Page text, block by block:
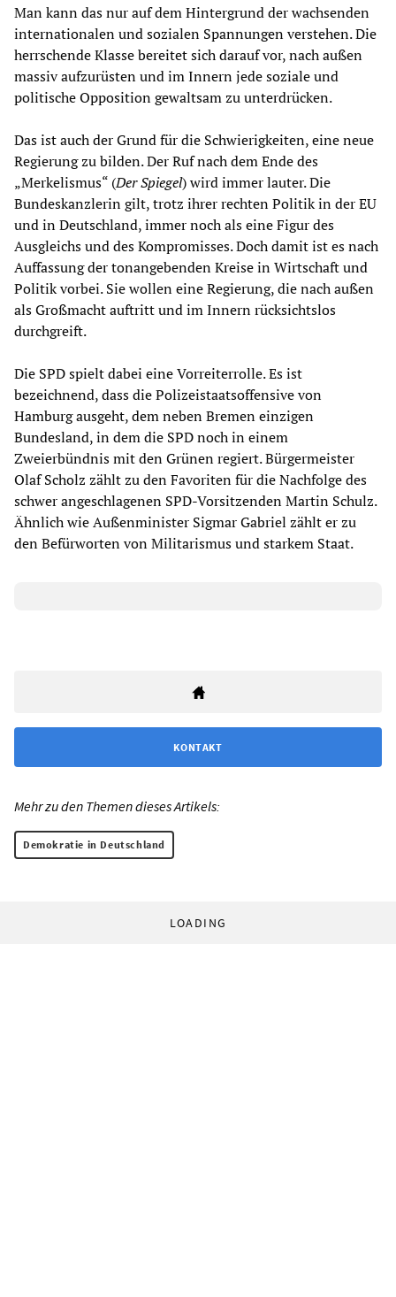
Man kann das nur auf dem Hintergrund der wachsenden
internationalen und sozialen Spannungen verstehen. Die
herrschende Klasse bereitet sich darauf vor, nach außen
massiv aufzurüsten und im Innern jede soziale und
politische Opposition gewaltsam zu unterdrücken.
Das ist auch der Grund für die Schwierigkeiten, eine neue
Regierung zu bilden. Der Ruf nach dem Ende des
„Merkelismus“ (Der Spiegel) wird immer lauter. Die
Bundeskanzlerin gilt, trotz ihrer rechten Politik in der EU
und in Deutschland, immer noch als eine Figur des
Ausgleichs und des Kompromisses. Doch damit ist es nach
Auffassung der tonangebenden Kreise in Wirtschaft und
Politik vorbei. Sie wollen eine Regierung, die nach außen
als Großmacht auftritt und im Innern rücksichtslos
durchgreift.
Die SPD spielt dabei eine Vorreiterrolle. Es ist
bezeichnend, dass die Polizeistaatsoffensive von
Hamburg ausgeht, dem neben Bremen einzigen
Bundesland, in dem die SPD noch in einem
Zweierbündnis mit den Grünen regiert. Bürgermeister
Olaf Scholz zählt zu den Favoriten für die Nachfolge des
schwer angeschlagenen SPD-Vorsitzenden Martin Schulz.
Ähnlich wie Außenminister Sigmar Gabriel zählt er zu
den Befürworten von Militarismus und starkem Staat.
KONTAKT
Mehr zu den Themen dieses Artikels:
Demokratie in Deutschland
LOADING